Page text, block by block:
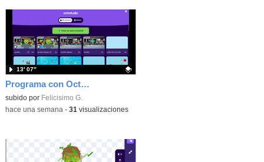
Programa con OctoStudio, un juego de disparos contra Zombies con un cargador basado en el House of the dead
Contenido educativo.
subido por Felicisimo G.
13′ 07″
-hace una semana - 31 visualizaciones